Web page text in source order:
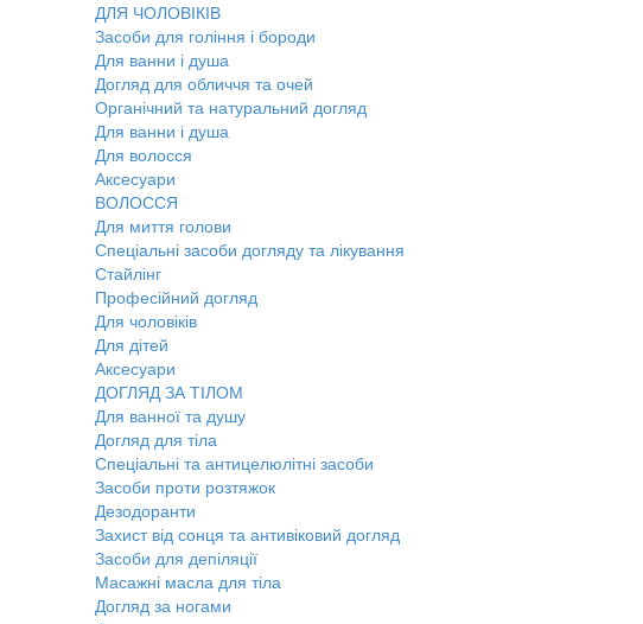
ДЛЯ ЧОЛОВІКІВ
Засоби для гоління і бороди
Для ванни і душа
Догляд для обличчя та очей
Органічний та натуральний догляд
Для ванни і душа
Для волосся
Аксесуари
ВОЛОССЯ
Для миття голови
Спеціальні засоби догляду та лікування
Стайлінг
Професійний догляд
Для чоловіків
Для дітей
Аксесуари
ДОГЛЯД ЗА ТІЛОМ
Для ванної та душу
Догляд для тіла
Спеціальні та антицелюлітні засоби
Засоби проти розтяжок
Дезодоранти
Захист від сонця та антивіковий догляд
Засоби для депіляції
Масажні масла для тіла
Догляд за ногами